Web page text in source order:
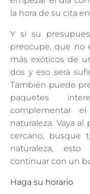
la hora de su cita
Y si su
preocupe, que no
más exóticos de
dos y eso será
También puede
paquetes
complementar
naturaleza. Vaya
cercano, busque
naturaleza,
continuar con un
Haga su horario